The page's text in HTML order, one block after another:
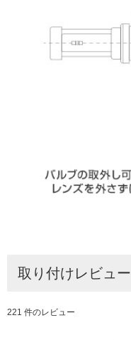
取り付けレビュー
221 件のレビュー